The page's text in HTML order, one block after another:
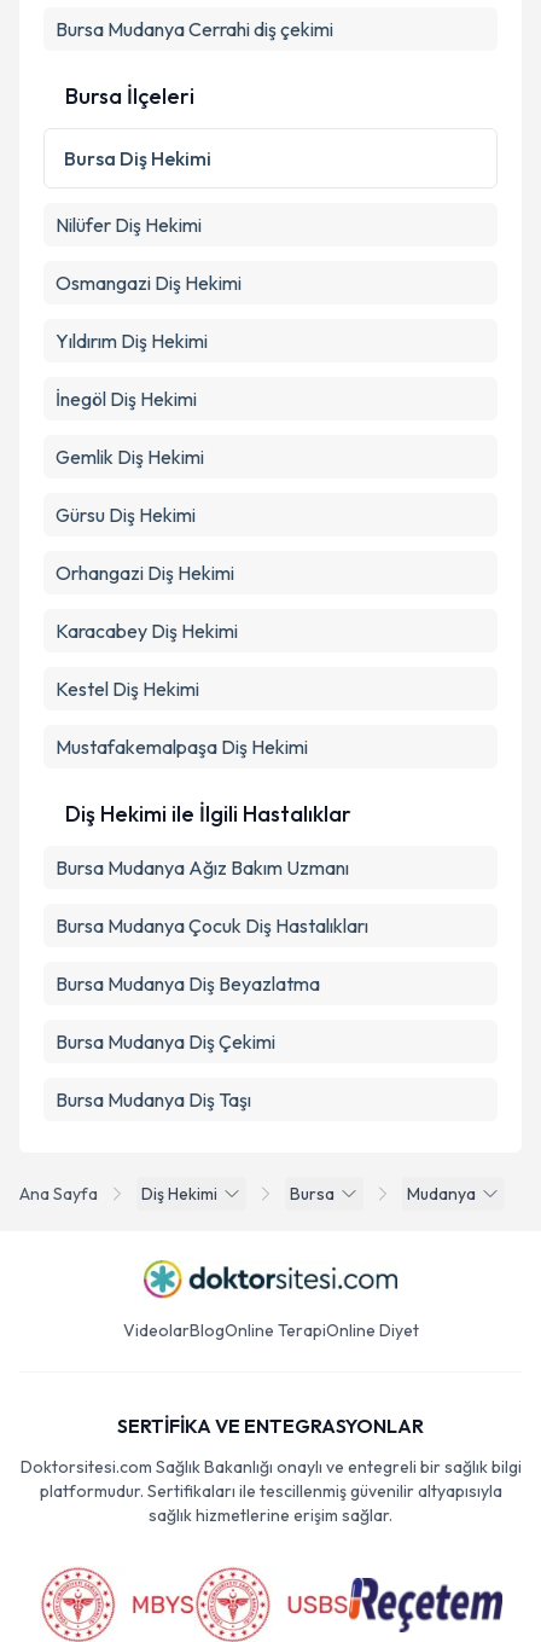
Takvim Talebini Gönder
Ana Sayfa Diş Hekimi Bursa Mudanya
Bursa Mudanya Cerrahi diş çekimi
Bursa İlçeleri
Bursa Diş Hekimi
Nilüfer Diş Hekimi
Osmangazi Diş Hekimi
Yıldırım Diş Hekimi
İnegöl Diş Hekimi
Gemlik Diş Hekimi
Gürsu Diş Hekimi
Orhangazi Diş Hekimi
Karacabey Diş Hekimi
Kestel Diş Hekimi
Mustafakemalpaşa Diş Hekimi
Diş Hekimi ile İlgili Hastalıklar
Bursa Mudanya Ağız Bakım Uzmanı
Bursa Mudanya Çocuk Diş Hastalıkları
Bursa Mudanya Diş Beyazlatma
Bursa Mudanya Diş Çekimi
Bursa Mudanya Diş Taşı
VideolarBlogOnline TerapiOnline Diyet
SERTİFİKA VE ENTEGRASYONLAR
Doktorsitesi.com Sağlık Bakanlığı onaylı ve entegreli bir sağlık bilgi
platformudur. Sertifikaları ile tescillenmiş güvenilir altyapısıyla
sağlık hizmetlerine erişim sağlar.